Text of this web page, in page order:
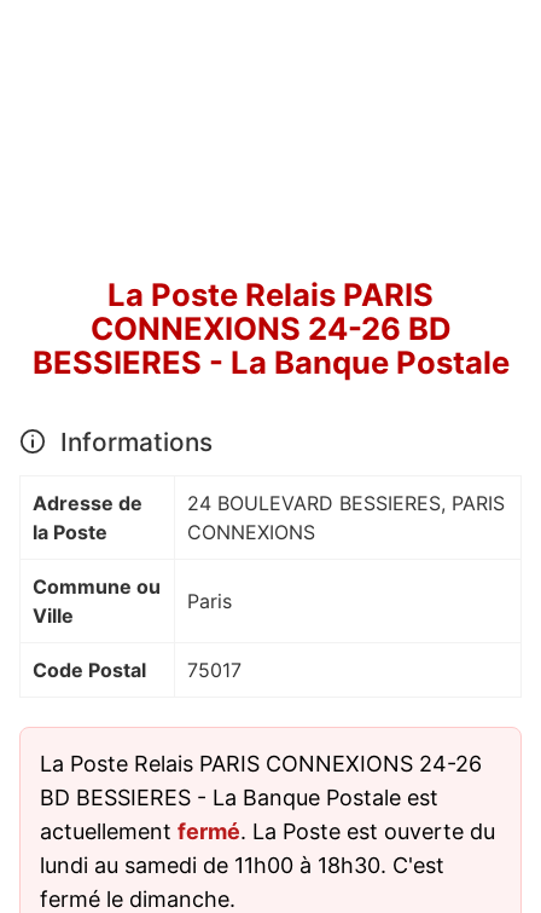
La Poste Relais PARIS
CONNEXIONS 24-26 BD
BESSIERES - La Banque Postale
Informations
Adresse de
la Poste
24 BOULEVARD BESSIERES, PARIS
CONNEXIONS
Commune ou
Ville
Paris
Code Postal 75017
La Poste Relais PARIS CONNEXIONS 24-26
BD BESSIERES - La Banque Postale est
actuellement fermé. La Poste est ouverte du
lundi au samedi de 11h00 à 18h30. C'est
fermé le dimanche.